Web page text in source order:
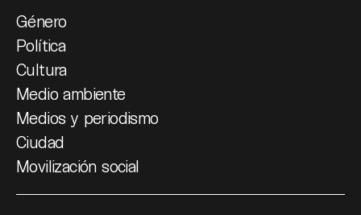
Género
Política
Cultura
Medio ambiente
Medios y periodismo
Ciudad
Movilización social